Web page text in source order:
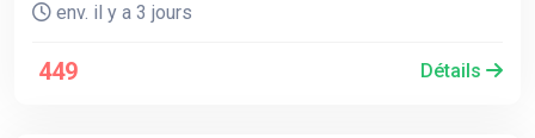
env. il y a 3 jours
449 Détails